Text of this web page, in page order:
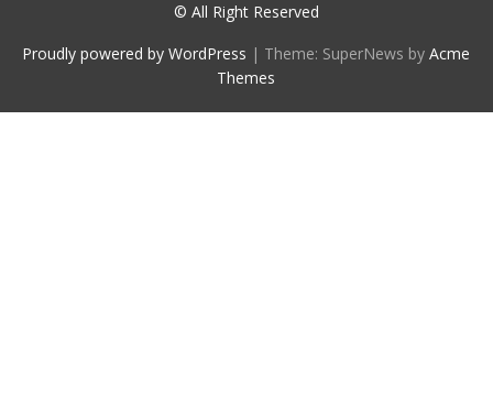
© All Right Reserved
Proudly powered by WordPress | Theme: SuperNews byAcme
Themes